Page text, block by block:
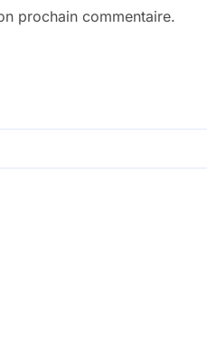
prochain commentaire.